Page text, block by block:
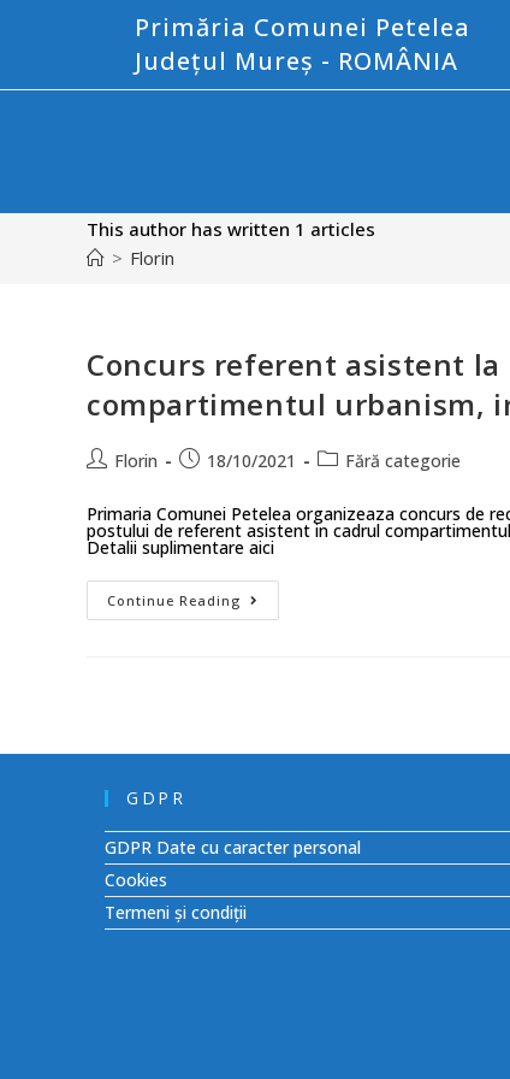
Primăria Comunei Petelea
Județul Mureș - ROMÂNIA
This author has written 1 articles
> Florin
Concurs referent asistent la
compartimentul urbanism,
Florin 18/10/2021 Fără categorie
Primaria Comunei Petelea organizeaza concurs de
postului de referent asistent in cadrul
Detalii suplimentare aici
Continue Reading
GDPR
GDPR Date cu caracter personal
Cookies
Termeni și condiții